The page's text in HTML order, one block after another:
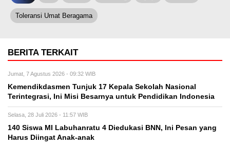
Toleransi Umat Beragama
BERITA TERKAIT
Jumat, 7 Agustus 2026 - 09:32 WIB
Kemendikdasmen Tunjuk 17 Kepala Sekolah Nasional
Terintegrasi, Ini Misi Besarnya untuk Pendidikan Indonesia
Selasa, 28 Juli 2026 - 11:57 WIB
140 Siswa MI Labuhanratu 4 Diedukasi BNN, Ini Pesan yang
Harus Diingat Anak-anak